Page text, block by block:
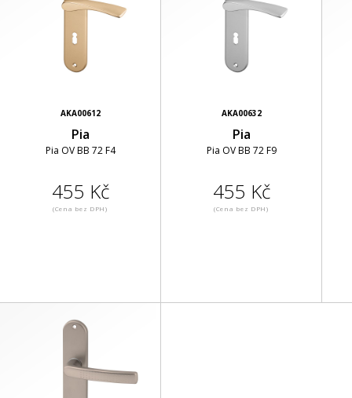
AKA00612
Pia
Pia OV BB 72 F4
455 Kč
(Cena bez DPH)
AKA00632
Pia
Pia OV BB 72 F9
455 Kč
(Cena bez DPH)